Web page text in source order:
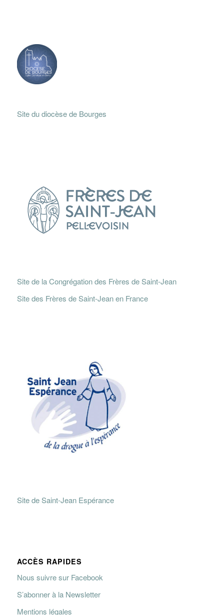
Site du diocèse de Bourges
Site de la Congrégation des Frères de Saint-Jean
Site des Frères de Saint-Jean en France
Site de Saint-Jean Espérance
ACCÈS RAPIDES
Nous suivre sur Facebook
S’abonner à la Newsletter
Mentions légales